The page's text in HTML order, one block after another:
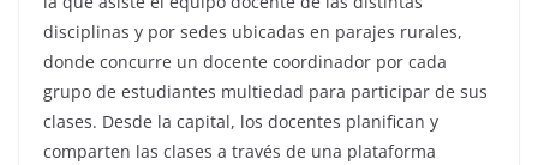
disciplinas y por sedes ubicadas en parajes rurales,
donde concurre un docente coordinador por cada
grupo de estudiantes multiedad para participar de sus
clases. Desde la capital, los docentes planifican y
comparten las clases a través de una plataforma